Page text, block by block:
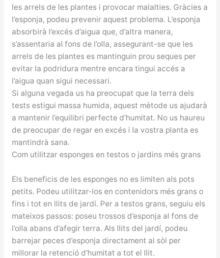
les arrels de les plantes i provocar malalties. Gràcies a
l’esponja, podeu prevenir aquest problema. L’esponja
absorbirà l’excés d’aigua que, d’altra manera,
s’assentaria al fons de l’olla, assegurant-se que les
arrels de les plantes es mantinguin prou seques per
evitar la podridura mentre encara tingui accés a
l’aigua quan sigui necessari.
Si alguna vegada us ha preocupat que la terra dels
tests estigui massa humida, aquest mètode us ajudarà
a mantenir l’equilibri perfecte d’humitat. No us haureu
de preocupar de regar en excés i la vostra planta es
mantindrà sana.
Com utilitzar esponges en testos o jardins més grans
Els beneficis de les esponges no es limiten als pots
petits. Podeu utilitzar-los en contenidors més grans o
fins i tot en llits de jardí. Per a testos grans, seguiu els
mateixos passos: poseu trossos d’esponja al fons de
l’olla abans d’afegir terra. Als llits del jardí, podeu
barrejar peces d’esponja directament al sòl per
millorar la retenció d’humitat a tot el llit.